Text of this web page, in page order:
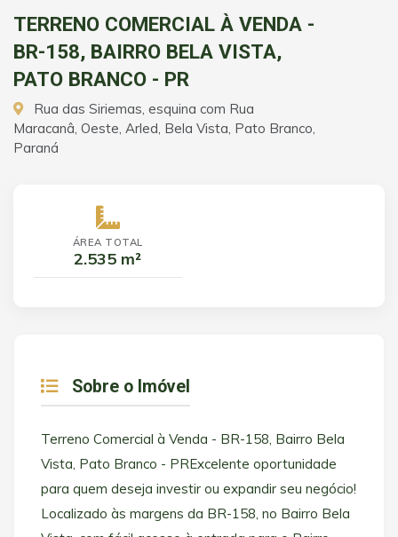
TERRENO COMERCIAL À VENDA -
BR-158, BAIRRO BELA VISTA,
PATO BRANCO - PR
Rua das Siriemas, esquina com Rua
Maracanâ, Oeste, Arled, Bela Vista, Pato Branco,
Paraná
ÁREA TOTAL
2.535 m²
Sobre o Imóvel
Terreno Comercial à Venda - BR-158, Bairro Bela
Vista, Pato Branco - PRExcelente oportunidade
para quem deseja investir ou expandir seu negócio!
Localizado às margens da BR-158, no Bairro Bela